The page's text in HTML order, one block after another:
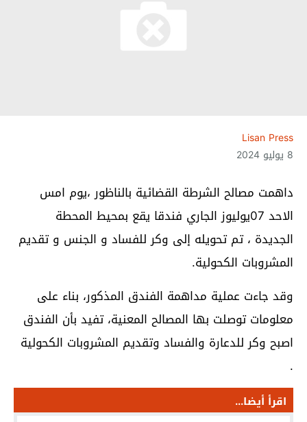
Lisan Press
8 يوليو 2024
داهمت مصالح الشرطة القضائية بالناظور ،يوم امس
الاحد 07يوليوز الجاري فندقا يقع بمحيط المحطة
الجديدة ، تم تحويله إلى وكر للفساد و الجنس و تقديم
المشروبات الكحولية.
وقد جاءت عملية مداهمة الفندق المذكور، بناء على
معلومات توصلت بها المصالح المعنية، تفيد بأن الفندق
اصبح وكر للدعارة والفساد وتقديم المشروبات الكحولية
.
اقرأ أيضا...